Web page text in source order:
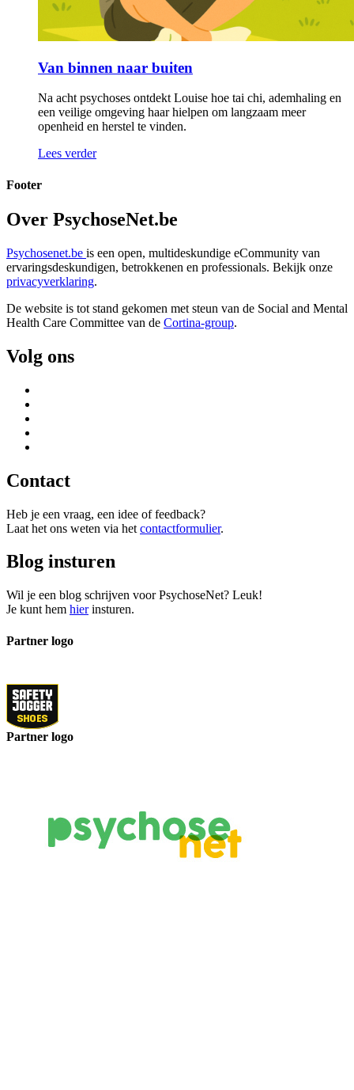
Van binnen naar buiten
Na acht psychoses ontdekt Louise hoe tai chi, ademhaling en
een veilige omgeving haar hielpen om langzaam meer
openheid en herstel te vinden.
Lees verder
Footer
Over PsychoseNet.be
Psychosenet.be is een open, multideskundige eCommunity van
ervaringsdeskundigen, betrokkenen en professionals. Bekijk onze
privacyverklaring.
De website is tot stand gekomen met steun van de Social and Mental
Health Care Committee van de Cortina-group.
Volg ons
Contact
Heb je een vraag, een idee of feedback?
Laat het ons weten via het contactformulier.
Blog insturen
Wil je een blog schrijven voor PsychoseNet? Leuk!
Je kunt hem hierinsturen.
Partner logo
Partner logo